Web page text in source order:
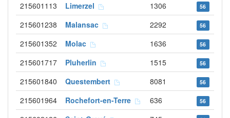
215601113 Limerzel 1306 56
215601238 Malansac 2292 56
215601352 Molac 1636 56
215601717 Pluherlin 1515 56
215601840 Questembert 8081 56
215601964 Rochefort-en-Terre 636 56